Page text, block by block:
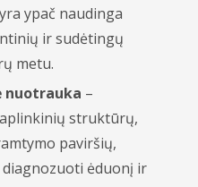
ypač naudinga
ir sudėtingų
metu.
nuotrauka –
struktūrų,
paviršių,
diagnozuoti ėduonį ir